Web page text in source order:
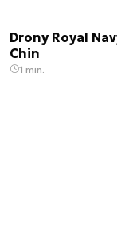
Drony Royal
Chin
1 min.